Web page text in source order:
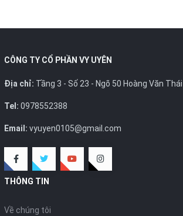
CÔNG TY CỔ PHẦN VY UYÊN
Địa chỉ: Tầng 3 - Số 23 - Ngõ 50 Hoàng Văn Thái
Tel: 0978552388
Email: vyuyen0105@gmail.com
THÔNG TIN
Về chúng tôi